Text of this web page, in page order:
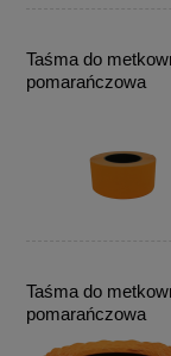
Taśma do
pomarańczowa
Taśma do
pomarańczowa